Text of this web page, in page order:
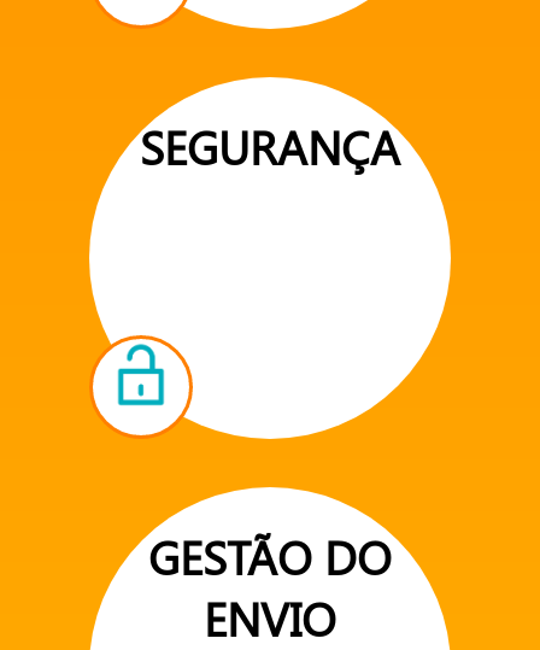
SEGURANÇA
GESTÃO DO
ENVIO